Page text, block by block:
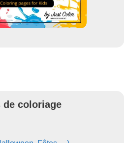
de coloriage